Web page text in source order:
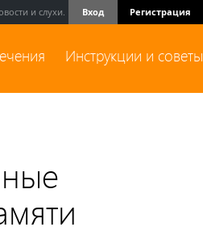
и слухи. Вход Регистрация
Инструкции и советы